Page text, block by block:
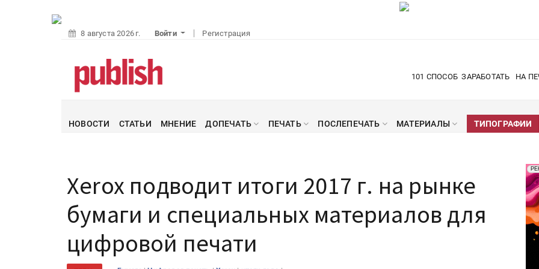
8 августа 2026 г. Войти Регистрация
101 СПОСОБ ЗАРАБОТАТЬ НА
НОВОСТИ СТАТЬИ МНЕНИЕ ДОПЕЧАТЬ ПЕЧАТЬ ПОСЛЕПЕЧАТЬ МАТЕРИАЛЫ ТИПОГРАФИИ
Xerox подводит итоги 2017 г. на рынке
бумаги и специальных материалов для
цифровой печати